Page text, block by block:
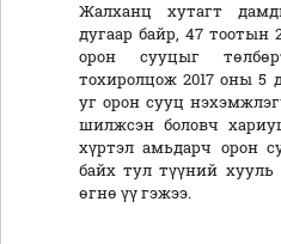
Жалханц хутагт
дугаар байр, 47 тоотын
орон сууцыг
тохиролцож 2017 оны 5
уг орон сууц
шилжсэн боловч
хүртэл амьдарч орон
байх тул түүний
өгнө үү гэжээ.